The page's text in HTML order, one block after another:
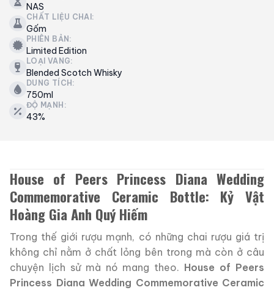
NAS
CHẤT LIỆU CHAI:
Gốm
PHIÊN BẢN:
Limited Edition
LOẠI VANG:
Blended Scotch Whisky
DUNG TÍCH:
750ml
ĐỘ MẠNH:
43%
House of Peers Princess Diana Wedding
Commemorative Ceramic Bottle: Kỷ Vật
Hoàng Gia Anh Quý Hiếm
Trong thế giới rượu mạnh, có những chai rượu giá trị
không chỉ nằm ở chất lỏng bên trong mà còn ở câu
chuyện lịch sử mà nó mang theo. House of Peers
Princess Diana Wedding Commemorative Ceramic